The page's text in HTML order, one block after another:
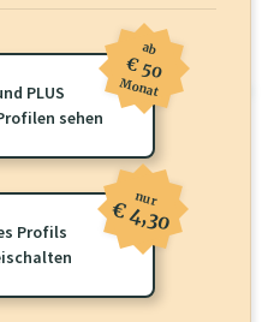
wirtschaft.at PLUS Inhalte
Schalten Sie dieses Profil frei
zu sehen.
PLUS
sehen
ab
€ 50
Monat
Profils
nur
€ 4,30